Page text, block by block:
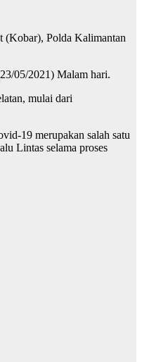
(Kobar), Polda Kalimantan
05/2021) Malam hari.
mulai dari
19 merupakan salah satu
Lintas selama proses